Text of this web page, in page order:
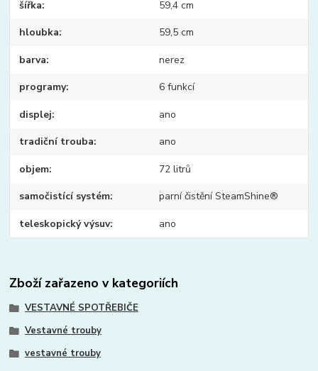
šířka 59,4 cm
hloubka 59,5 cm
barva nerez
programy 6 funkcí
displej ano
tradiční trouba ano
objem 72 litrů
samočistící systém parní čistění SteamShine®
teleskopický výsuv ano
Zboží zařazeno v kategoriích
VESTAVNÉ SPOTŘEBIČE
Vestavné trouby
vestavné trouby